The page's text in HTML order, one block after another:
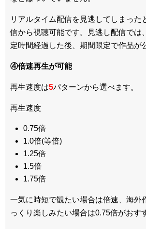
リアルタイム配信を見逃してしまった
信から視聴可能です。見逃し配信では
定時間経過した後、期間限定で作品が
④倍速再生が可能
再生速度は5パターンから選べます。
再生速度
0.75倍
1.0倍(等倍)
1.25倍
1.5倍
1.75倍
一気に時短で観たい場合は倍速、海外
っくり楽しみたい場合は0.75倍がおす